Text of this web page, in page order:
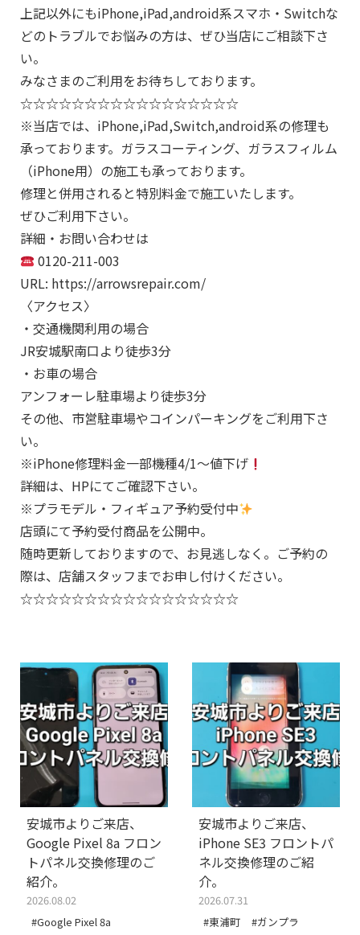
上記以外にもiPhone,iPad,android系スマホ・Switchな
どのトラブルでお悩みの方は、ぜひ当店にご相談下さ
い。
みなさまのご利用をお待ちしております。
☆☆☆☆☆☆☆☆☆☆☆☆☆☆☆☆☆
※当店では、iPhone,iPad,Switch,android系の修理も
承っております。ガラスコーティング、ガラスフィルム
（iPhone用）の施工も承っております。
修理と併用されると特別料金で施工いたします。
ぜひご利用下さい。
詳細・お問い合わせは
0120-211-003
URL: https://arrowsrepair.com/
〈アクセス〉
・交通機関利用の場合
JR安城駅南口より徒歩3分
・お車の場合
アンフォーレ駐車場より徒歩3分
その他、市営駐車場やコインパーキングをご利用下さ
い。
※iPhone修理料金一部機種4/1～値下げ
詳細は、HPにてご確認下さい。
※プラモデル・フィギュア予約受付中
店頭にて予約受付商品を公開中。
随時更新しておりますので、お見逃しなく。ご予約の
際は、店舗スタッフまでお申し付けください。
☆☆☆☆☆☆☆☆☆☆☆☆☆☆☆☆☆
安城市よりご来店、
Google Pixel 8a フロン
トパネル交換修理のご
紹介。
2026.08.02
#Google Pixel 8a
安城市よりご来店、
iPhone SE3 フロントパ
ネル交換修理のご紹
介。
2026.07.31
#東浦町
#ガンプラ